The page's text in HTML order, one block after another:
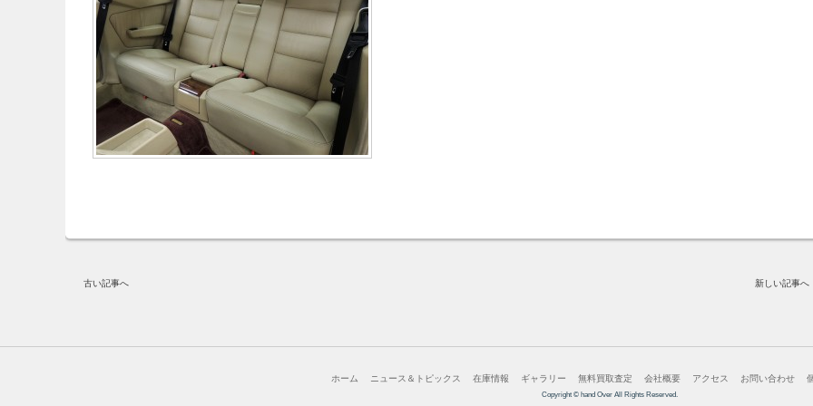
古い記事へ 新しい記事へ
ホーム ニュース＆トピックス 在庫情報 ギャラリー 無料買取査定 会社概要 アクセス お問い合わせ
Copyright © hand Over All Rights Reserved.